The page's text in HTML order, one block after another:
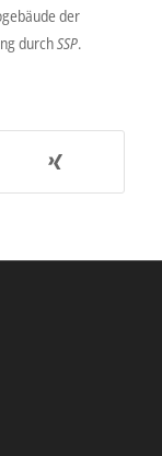
der
durchSSP.